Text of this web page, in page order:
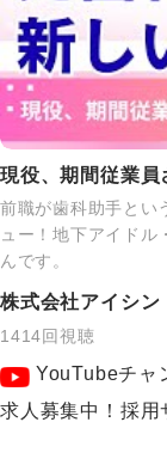
現役、期間従業員
前職が歯科助手とい
ュー！地下アイドル
んです。
株式会社アイシン
1414回視聴
YouTubeチャ
求人募集中！採用